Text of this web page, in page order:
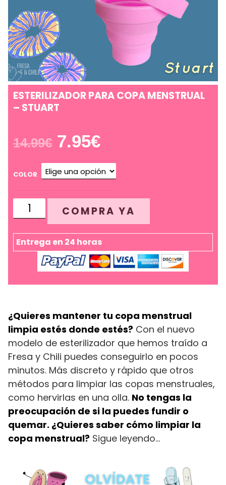
ESTERILIZADOR PARA COPA MENSTRUAL
– STUART
14.99€ 7.95€
COLOR
Esterilizador
para
menstrual
-
COMPRA YA
Entrega en 24 horas
¿Quieres mantener tu copa menstrual
limpia estés donde estés? Con el nuevo
modelo de esterilizador que hemos traído a
Fresa y Chili puedes conseguirlo en pocos
minutos. Más discreto y rápido que otros
métodos para limpiar las copas menstruales,
como hervirlas en una olla. No tengas la
preocupación de si la puedes fundir o
quemar. ¿Quieres saber cómo limpiar la
copa menstrual? Sigue leyendo…